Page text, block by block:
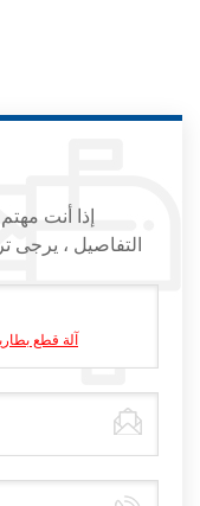
إذا أنت
التفاصيل ، يرجى
آلة قطع